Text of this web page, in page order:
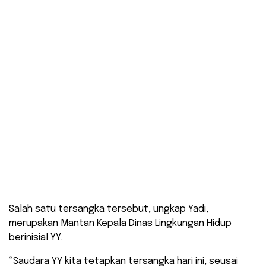
Salah satu tersangka tersebut, ungkap Yadi,
merupakan Mantan Kepala Dinas Lingkungan Hidup
berinisial YY.
“Saudara YY kita tetapkan tersangka hari ini, seusai